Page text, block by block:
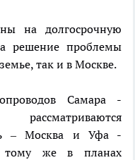
на долгосрочную
решение проблемы
так и в Москве.
Самара -
– Москва и Уфа -
же в планах